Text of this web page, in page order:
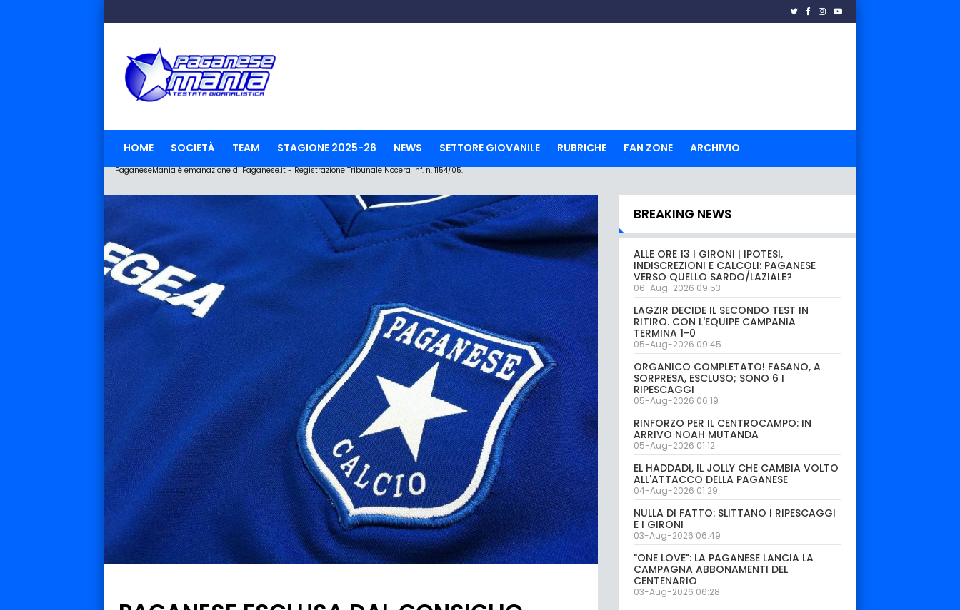
HOME SOCIETÀ TEAM STAGIONE 2025-26 NEWS SETTORE GIOVANILE RUBRICHE FAN ZONE ARCHIVIO
PaganeseMania è emanazione di Paganese.it - Registrazione Tribunale Nocera Inf. n. 1154/05.
BREAKING NEWS
ALLE ORE 13 I GIRONI | IPOTESI,
INDISCREZIONI E CALCOLI: PAGANESE
VERSO QUELLO SARDO/LAZIALE?
06-Aug-2026 09:53
LAGZIR DECIDE IL SECONDO TEST IN
RITIRO. CON L'EQUIPE CAMPANIA
TERMINA 1-0
05-Aug-2026 09:45
ORGANICO COMPLETATO! FASANO, A
SORPRESA, ESCLUSO; SONO 6 I
RIPESCAGGI
05-Aug-2026 06:19
RINFORZO PER IL CENTROCAMPO: IN
ARRIVO NOAH MUTANDA
05-Aug-2026 01:12
EL HADDADI, IL JOLLY CHE CAMBIA VOLTO
ALL'ATTACCO DELLA PAGANESE
04-Aug-2026 01:29
NULLA DI FATTO: SLITTANO I RIPESCAGGI
E I GIRONI
03-Aug-2026 06:49
"ONE LOVE": LA PAGANESE LANCIA LA
CAMPAGNA ABBONAMENTI DEL
CENTENARIO
03-Aug-2026 06:28